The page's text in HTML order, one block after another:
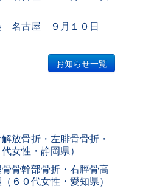
名古屋 ９月１０日
お知らせ一覧
放骨折・左腓骨骨折・
女性・静岡県）
骨幹部骨折・右脛骨高
６０代女性・愛知県）